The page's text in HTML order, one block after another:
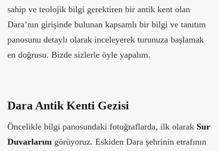
sahip ve teolojik bilgi gerektiren bir antik kent olan
Dara’nın girişinde bulunan kapsamlı bir bilgi ve tanıtım
panosunu detaylı olarak inceleyerek turunuza başlamak
en doğrusu. Bizde sizlerle öyle yapalım.
Dara Antik Kenti Gezisi
Öncelikle bilgi panosundaki fotoğraflarda, ilk olarak Sur
Duvarlarını görüyoruz. Eskiden Dara şehrinin etrafının